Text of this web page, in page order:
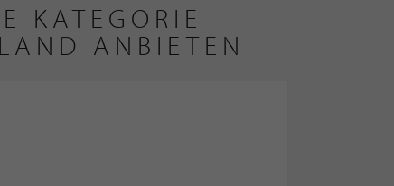
KATEGORIE
ANBIETEN